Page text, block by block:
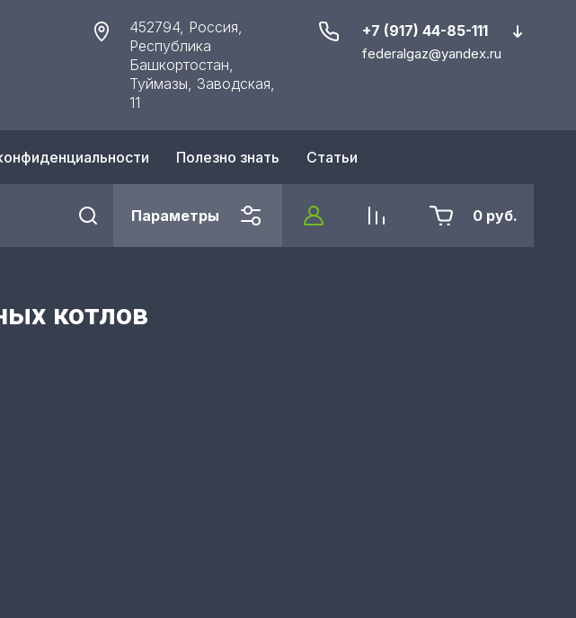
452794, Россия,
Республика
Башкортостан,
Туймазы, Заводская,
11
+7 (917) 44-85-111
federalgaz@yandex.ru
Полезно знать Статьи
Параметры 0 руб.
котлов